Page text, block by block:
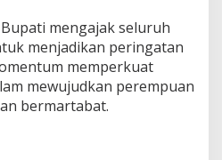
mengajak seluruh
menjadikan peringatan
memperkuat
mewujudkan perempuan
bermartabat.